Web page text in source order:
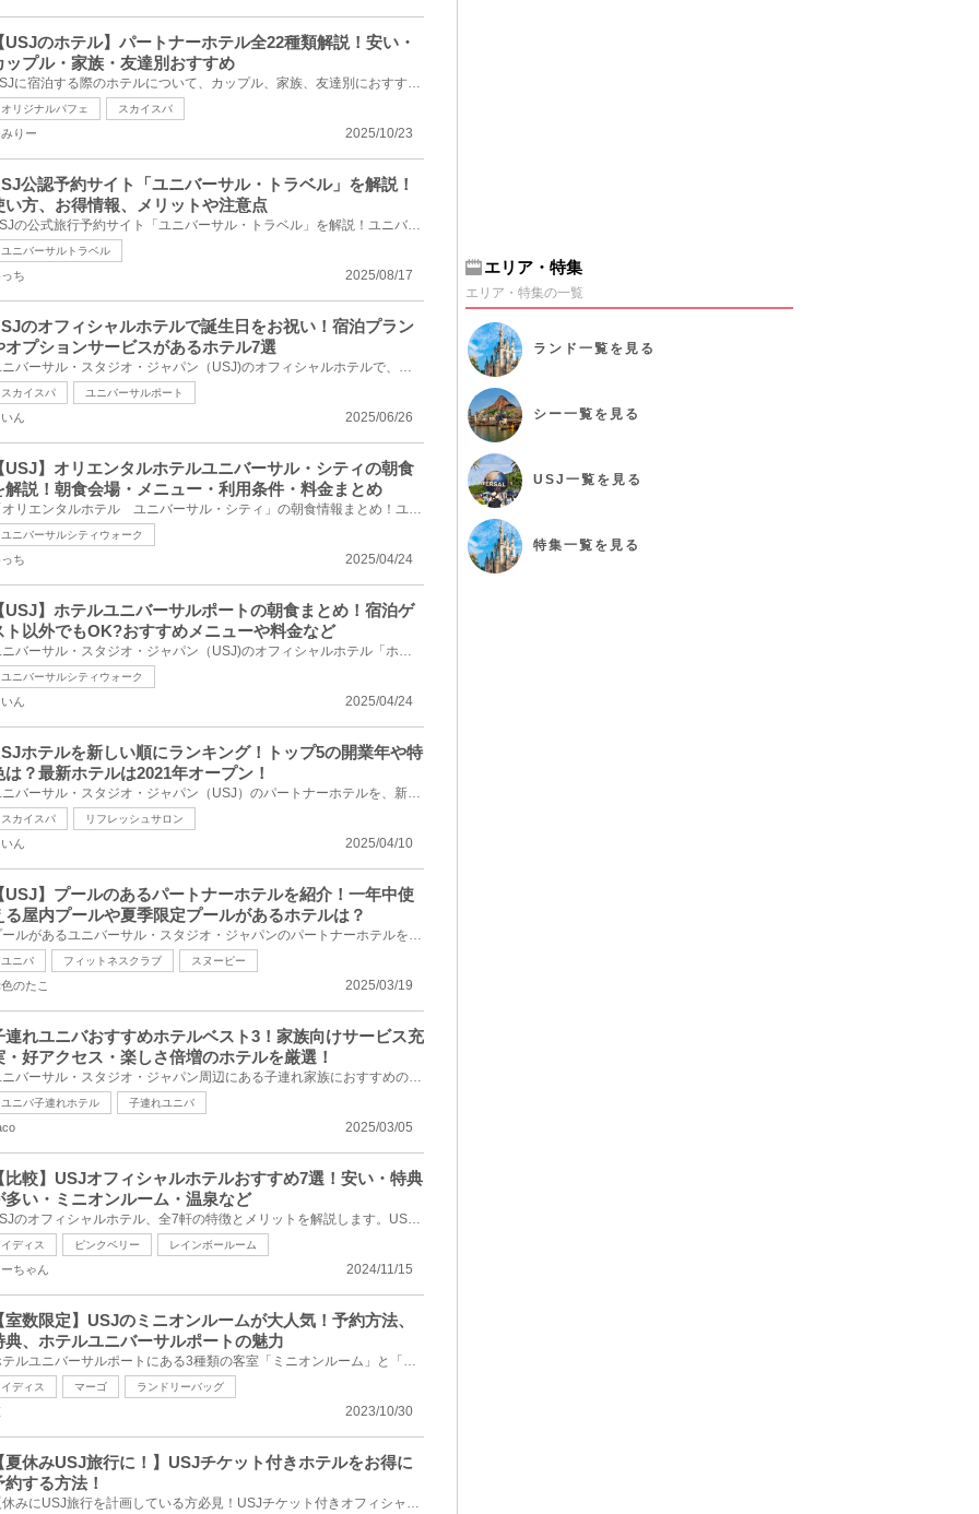
USJのホテル】パートナーホテル全22種類解説！安い・
ップル・家族・友達別おすすめ
USJに宿泊する際のホテルについて、カップル、家族、友達別におすすめをご紹介します。USJにはパートナ...
オリジナルパフェ スカイスパ
2025/10/23
りー
公認予約サイト「ユニバーサル・トラベル」を解説！
い方、お得情報、メリットや注意点
USJの公式旅行予約サイト「ユニバーサル・トラベル」を解説！ユニバーサルトラベルを通じてどんなことが...
ユニバーサルトラベル
2025/08/17
ち
のオフィシャルホテルで誕生日をお祝い！宿泊プラン
オプションサービスがあるホテル7選
ユニバーサル・スタジオ・ジャパン（USJ)のオフィシャルホテルで、誕生日をお祝いできるホテル7選！誕生...
スカイスパ ユニバーサルポート
2025/06/26
ん
USJ】オリエンタルホテルユニバーサル・シティの朝食
解説！朝食会場・メニュー・利用条件・料金まとめ
「オリエンタルホテル ユニバーサル・シティ」の朝食情報まとめ！ユニバーサルスタジオジャパン（USJ）...
ユニバーサルシティウォーク
2025/04/24
ち
USJ】ホテルユニバーサルポートの朝食まとめ！宿泊ゲ
ト以外でもOK?おすすめメニューや料金など
ユニバーサル・スタジオ・ジャパン（USJ)のオフィシャルホテル「ホテルユニバーサルポート」の朝食ブッ...
ユニバーサルシティウォーク
2025/04/24
ん
ホテルを新しい順にランキング！トップ5の開業年や特
は？最新ホテルは2021年オープン！
ユニバーサル・スタジオ・ジャパン（USJ）のパートナーホテルを、新しい順にランキング！それぞれの開業...
スカイスパ リフレッシュサロン
2025/04/10
ん
USJ】プールのあるパートナーホテルを紹介！一年中使
る屋内プールや夏季限定プールがあるホテルは？
プールがあるユニバーサル・スタジオ・ジャパンのパートナーホテルをまとめて紹介します！ アライアン...
ユニバ フィットネスクラブ スヌーピー
2025/03/19
のたこ
連れユニバおすすめホテルベスト3！家族向けサービス充
・好アクセス・楽しさ倍増のホテルを厳選！
ユニバーサル・スタジオ・ジャパン周辺にある子連れ家族におすすめのホテルBEST3をご紹介します。どんな...
ユニバ子連れホテル 子連れユニバ
2025/03/05
比較】USJオフィシャルホテルおすすめ7選！安い・特典
多い・ミニオンルーム・温泉など
USJのオフィシャルホテル、全7軒の特徴とメリットを解説します。USJのオフィシャルホテルがおすすめな理...
イディス ピンクベリー レインボールーム
2024/11/15
ちゃん
室数限定】USJのミニオンルームが大人気！予約方法、
典、ホテルユニバーサルポートの魅力
ホテルユニバーサルポートにある3種類の客室「ミニオンルーム」と「ミニオンルーム2」「ミニオンルーム3...
イディス マーゴ ランドリーバッグ
2023/10/30
夏休みUSJ旅行に！】USJチケット付きホテルをお得に
約する方法！
夏休みにUSJ旅行を計画している方必見！USJチケット付きオフィシャルホテルを予約できるサイトを徹底比...
エリア・特集
エリア・特集の一覧
ランド 一覧を見る
シー一覧を見る
USJ 一覧を見る
特集一覧を見る